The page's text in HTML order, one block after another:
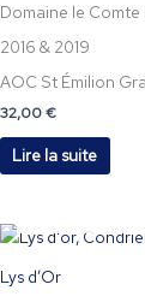
Domaine le
2016 & 2019
AOC St Émilion
32,00€
Lire la suite
Lys d’Or